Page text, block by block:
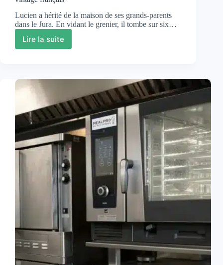
Lucien a hérité de la maison de ses grands-parents
dans le Jura. En vidant le grenier, il tombe sur six…
Lire la suite
Chaise
guide
complet
du
mobilier
vintage
français